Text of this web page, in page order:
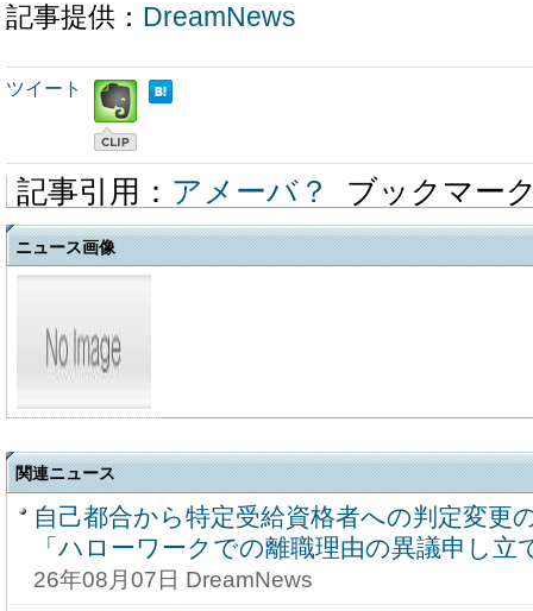
記事提供： DreamNews
ツイート
記事引用： アメーバ？ ブックマー
ニュース画像
関連ニュース
自己都合から特定受給資格者への判定変更
「ハローワークでの離職理由の異議申し立
26年08月07日 DreamNews